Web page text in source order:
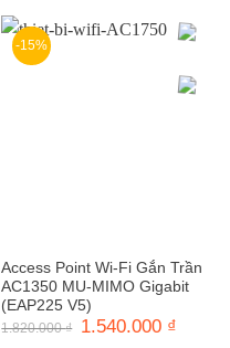
-15%
Access Point Wi-Fi Gắn Trần
AC1350 MU-MIMO Gigabit
(EAP225 V5)
1.820.000₫
Giá
gốc
1.540.000 ₫